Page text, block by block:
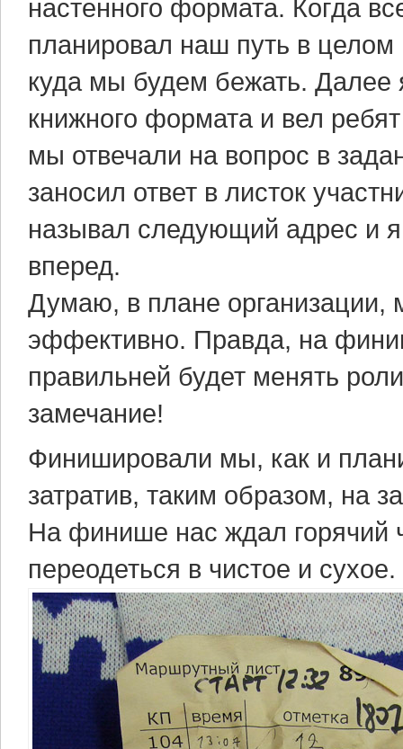
настенного формата. Когда
планировал наш путь в
куда мы будем бежать. Далее
книжного формата и вел
мы отвечали на вопрос в
заносил ответ в листок
называл следующий адрес и
вперед.
Думаю, в плане организации,
эффективно. Правда, на
правильней будет менять
замечание!
Финишировали мы, как и
затратив, таким образом, на
На финише нас ждал горячий
переодеться в чистое и сухое.